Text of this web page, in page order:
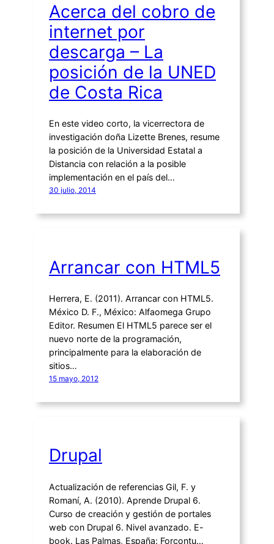
Acerca del cobro de
internet por
descarga – La
posición de la UNED
de Costa Rica
En este video corto, la vicerrectora de
investigación doña Lizette Brenes, resume
la posición de la Universidad Estatal a
Distancia con relación a la posible
implementación en el país del…
30 julio, 2014
Arrancar con HTML5
Herrera, E. (2011). Arrancar con HTML5.
México D. F., México: Alfaomega Grupo
Editor. Resumen El HTML5 parece ser el
nuevo norte de la programación,
principalmente para la elaboración de
sitios…
15 mayo, 2012
Drupal
Actualización de referencias Gil, F. y
Romaní, A. (2010). Aprende Drupal 6.
Curso de creación y gestión de portales
web con Drupal 6. Nivel avanzado. E-
book. Las Palmas, España: Forcontu…